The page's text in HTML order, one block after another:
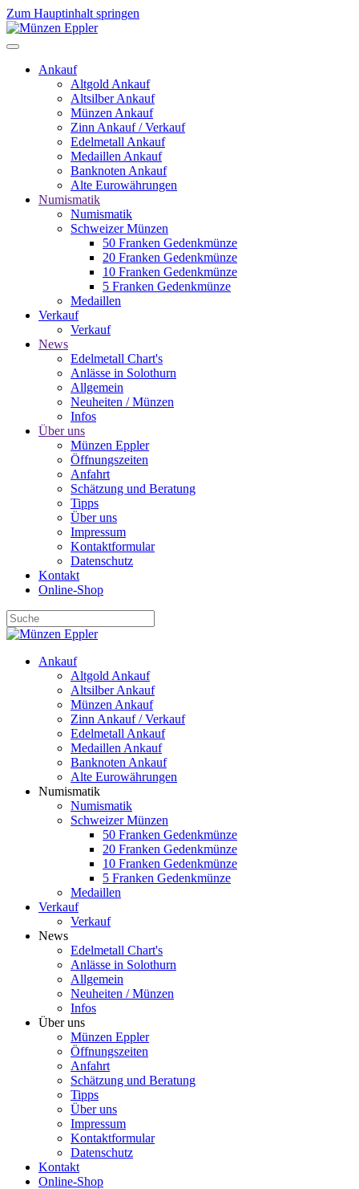
Zum Hauptinhalt springen
Ankauf
Altgold Ankauf
Altsilber Ankauf
Münzen Ankauf
Zinn Ankauf / Verkauf
Edelmetall Ankauf
Medaillen Ankauf
Banknoten Ankauf
Alte Eurowährungen
Numismatik
Numismatik
Schweizer Münzen
50 Franken Gedenkmünze
20 Franken Gedenkmünze
10 Franken Gedenkmünze
5 Franken Gedenkmünze
Medaillen
Verkauf
Verkauf
News
Edelmetall Chart's
Anlässe in Solothurn
Allgemein
Neuheiten / Münzen
Infos
Über uns
Münzen Eppler
Öffnungszeiten
Anfahrt
Schätzung und Beratung
Tipps
Über uns
Impressum
Kontaktformular
Datenschutz
Kontakt
Online-Shop
Ankauf
Altgold Ankauf
Altsilber Ankauf
Münzen Ankauf
Zinn Ankauf / Verkauf
Edelmetall Ankauf
Medaillen Ankauf
Banknoten Ankauf
Alte Eurowährungen
Numismatik
Numismatik
Schweizer Münzen
50 Franken Gedenkmünze
20 Franken Gedenkmünze
10 Franken Gedenkmünze
5 Franken Gedenkmünze
Medaillen
Verkauf
Verkauf
News
Edelmetall Chart's
Anlässe in Solothurn
Allgemein
Neuheiten / Münzen
Infos
Über uns
Münzen Eppler
Öffnungszeiten
Anfahrt
Schätzung und Beratung
Tipps
Über uns
Impressum
Kontaktformular
Datenschutz
Kontakt
Online-Shop